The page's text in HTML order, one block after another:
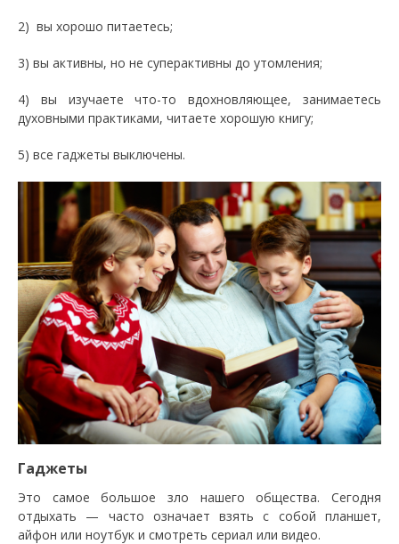
2) вы хорошо питаетесь;
3) вы активны, но не суперактивны до утомления;
4) вы изучаете что-то вдохновляющее, занимаетесь
духовными практиками, читаете хорошую книгу;
5) все гаджеты выключены.
Гаджеты
Это самое большое зло нашего общества. Сегодня
отдыхать — часто означает взять с собой планшет,
айфон или ноутбук и смотреть сериал или видео.